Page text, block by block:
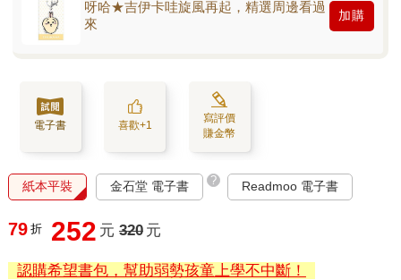
呀哈★吉伊卡哇旋風再起，精選周邊看過
來
加購
電子書 喜歡+1
寫評價
賺金幣
紙本平裝 金石堂 電子書 ? Readmoo 電子書
79 折 252 元 320 元
認購希望書包，幫助弱勢孩童上學不中斷！